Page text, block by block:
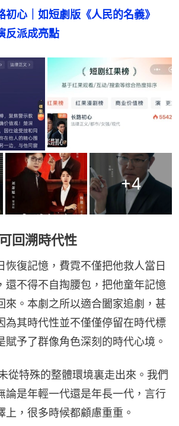
初心｜如短劇版《人民的名義》
反派成亮點
+4
回溯時代性
恢復記憶，費霓不僅把他救人當日
還不得不自掏腰包，把他童年記憶
來。本劇之所以適合闔家追劇，甚
為其時代性並不僅僅停留在時代標
賦予了群像角色深刻的時代心境。
從特殊的整體環境裏走出來。我們
論是年輕一代還是年長一代，言行
上，很多時候都顧慮重重。